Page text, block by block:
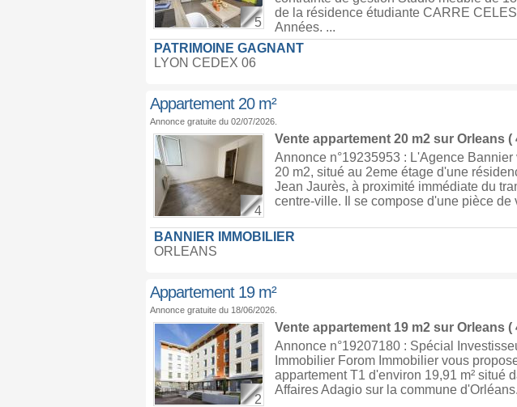
5
de la résidence étudiante CARRE
Années. ...
PATRIMOINE GAGNANT
LYON CEDEX 06
Appartement 20 m²
Annonce gratuite du 02/07/2026.
4
Vente appartement 20 m2 sur Orleans(
Annonce n°19235953 : L'Agence
20 m2, situé au 2eme étage d'une
Jean Jaurès, à proximité immédiate du
centre-ville. Il se compose d'une pièce de
BANNIER IMMOBILIER
ORLEANS
Appartement 19 m²
Annonce gratuite du 18/06/2026.
2
Vente appartement 19 m2 sur Orleans(
Annonce n°19207180 : Spécial
Immobilier Forom Immobilier vous
appartement T1 d'environ 19,91 m² situé
Affaires Adagio sur la commune